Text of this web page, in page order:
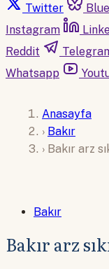
Twitter
Instagram
Reddit
Whatsapp
Anasayfa
› Bakır
› Bakır arz
Bakır
Bakır arz